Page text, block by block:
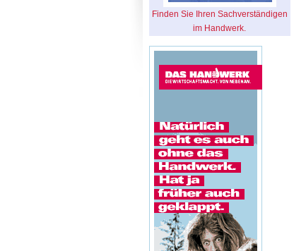
Finden Sie Ihren Sachverständigen
im Handwerk.